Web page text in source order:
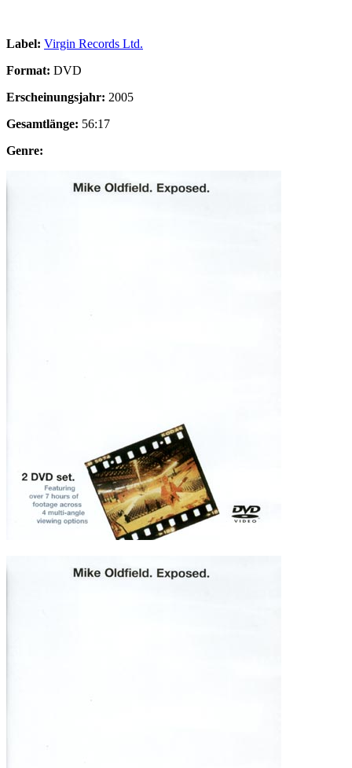
Label: Virgin Records Ltd.
Format: DVD
Erscheinungsjahr: 2005
Gesamtlänge: 56:17
Genre: